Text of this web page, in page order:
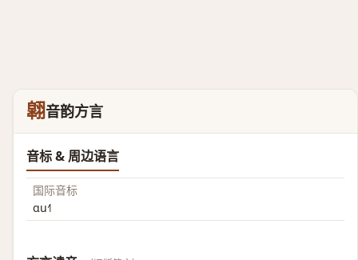
翶音韵方言
音标 & 周边语言
国际音标
ɑu˧˥